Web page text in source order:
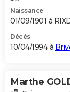
Naissance
01/09/1901 à
Décès
10/04/1994 à
Marthe